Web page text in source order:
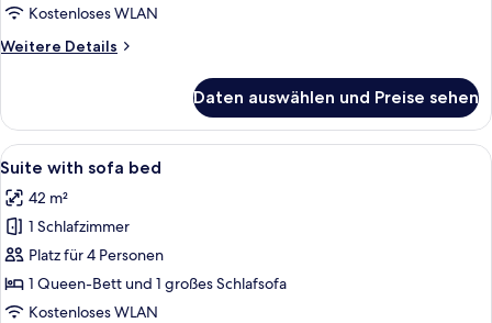
Kostenloses WLAN
Weitere Details
Weitere
Daten auswählen und Preise sehen
Alle
Fotos
für
Suite
with
sofa
bed
Ein modernes Schlafzimmer mit
13
Suite with sofa bed
42 m²
1 Schlafzimmer
Platz für 4 Personen
1 Queen-Bett und 1 großes Schlafsofa
Kostenloses WLAN